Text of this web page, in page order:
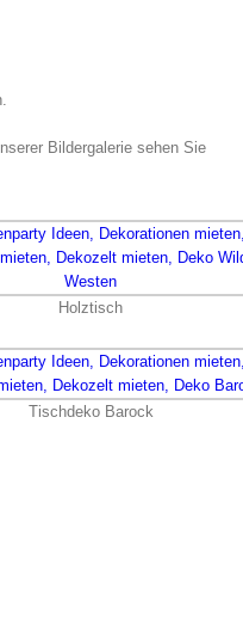
Bildergalerie sehen Sie
Holztisch
Tischdeko Barock